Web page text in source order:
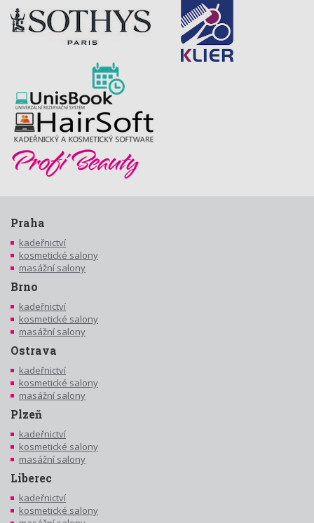
Praha
kadeřnictví
kosmetické salony
masážní salony
Brno
kadeřnictví
kosmetické salony
masážní salony
Ostrava
kadeřnictví
kosmetické salony
masážní salony
Plzeň
kadeřnictví
kosmetické salony
masážní salony
Liberec
kadeřnictví
kosmetické salony